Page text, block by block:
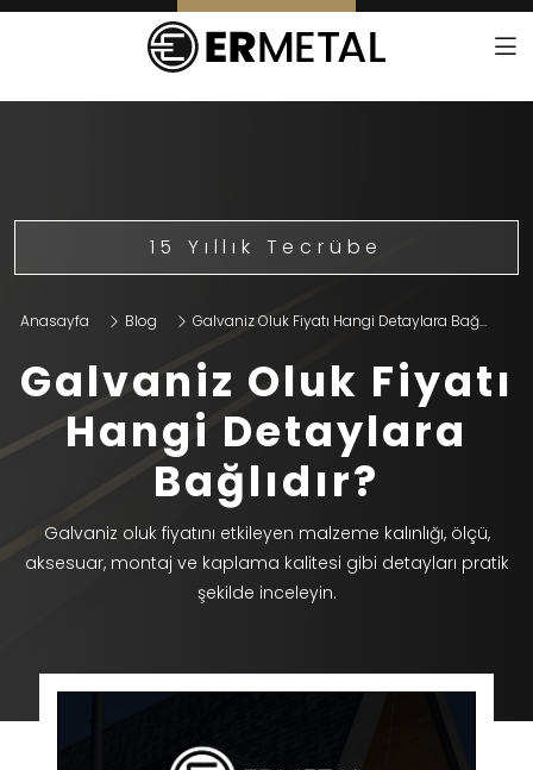
15 Yıllık Tecrübe
Anasayfa Blog Galvaniz Oluk Fiyatı Hangi Detaylara Bağ...
Galvaniz Oluk Fiyatı
Hangi Detaylara
Bağlıdır?
Galvaniz oluk fiyatını etkileyen malzeme kalınlığı, ölçü,
aksesuar, montaj ve kaplama kalitesi gibi detayları pratik
şekilde inceleyin.